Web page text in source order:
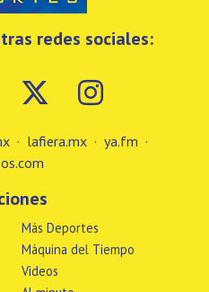
redes sociales:
· lafiera.mx · ya.fm ·
Más Deportes
Máquina del Tiempo
Videos